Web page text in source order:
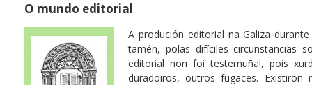
O mundo editorial
A produción editorial na Galiza
tamén, polas difíciles circunstancias
editorial non foi testemuñal, pois
duradoiros, outros fugaces.